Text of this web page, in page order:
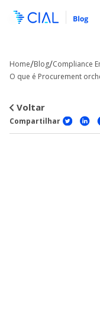
Home/Blog/Compliance
O que é Procurement
Voltar
Compartilhar